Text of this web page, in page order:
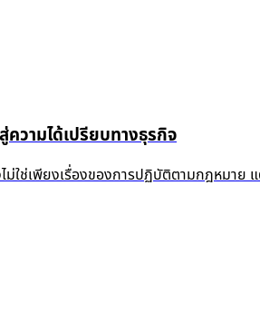
ามได้เปรียบทางธุรกิจ
พียงเรื่องของการปฏิบัติตามกฎหมาย แต่